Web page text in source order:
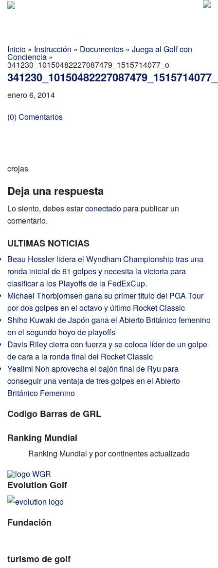
Noticias
Categorias
Inicio » Instrucción » Documentos » Juega al Golf con
Conciencia »
341230_10150482227087479_1515714077_o
enero 6, 2014
(0) Comentarios
crojas
Deja una respuesta
Lo siento, debes estarconectadopara publicar un
comentario.
ULTIMAS NOTICIAS
Beau Hossler lidera el Wyndham Championship tras una
ronda inicial de 61 golpes y necesita la victoria para
clasificar a los Playoffs de la FedExCup.
Michael Thorbjornsen gana su primer título del PGA Tour
por dos golpes en el octavo y último Rocket Classic
Shiho Kuwaki de Japón gana el Abierto Británico femenino
en el segundo hoyo de playoffs
Davis Riley cierra con fuerza y ​​se coloca líder de un golpe
de cara a la ronda final del Rocket Classic
Yealimi Noh aprovecha el bajón final de Ryu para
conseguir una ventaja de tres golpes en el Abierto
Británico Femenino
Codigo Barras de GRL
Ranking Mundial
Ranking Mundial y por continentes actualizado
Evolution Golf
Fundación
turismo de golf